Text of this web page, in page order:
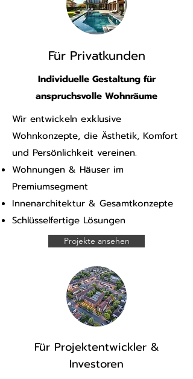
Für Privatkunden
Individuelle Gestaltung für
anspruchsvolle Wohnräume
Wir entwickeln exklusive
Wohnkonzepte, die Ästhetik, Komfort
und Persönlichkeit vereinen.
Wohnungen & Häuser im
Premiumsegment
Innenarchitektur & Gesamtkonzepte
Schlüsselfertige Lösungen
Projekte ansehen
Für Projektentwickler &
Investoren